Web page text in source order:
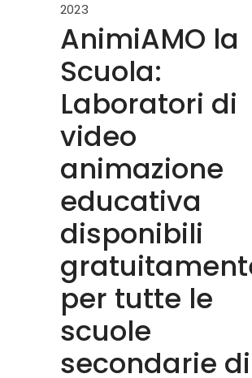
2023
AnimiAMO la
Scuola:
Laboratori di
video
animazione
educativa
disponibili
per tutte le
scuole
secondarie di